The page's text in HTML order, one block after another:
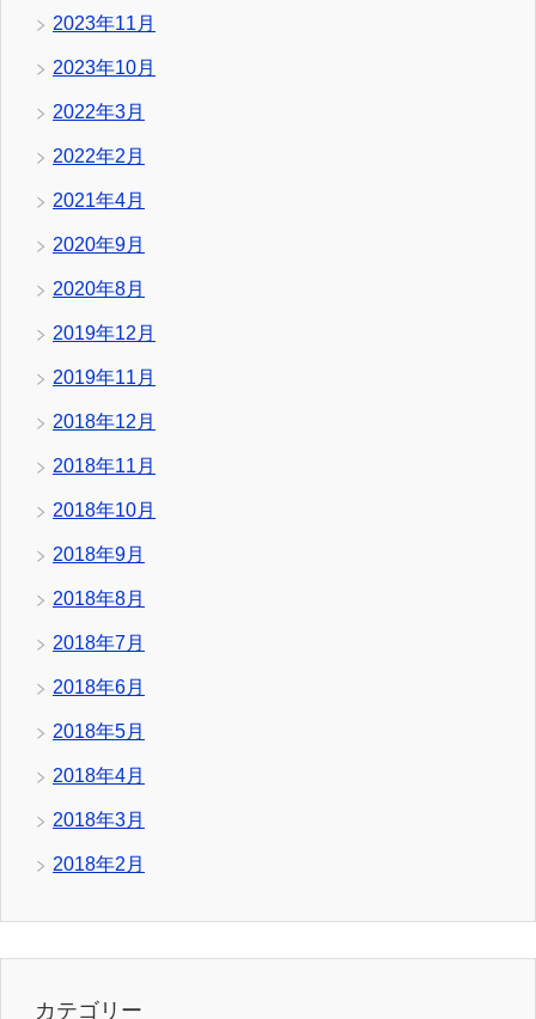
2023年11月
2023年10月
2022年3月
2022年2月
2021年4月
2020年9月
2020年8月
2019年12月
2019年11月
2018年12月
2018年11月
2018年10月
2018年9月
2018年8月
2018年7月
2018年6月
2018年5月
2018年4月
2018年3月
2018年2月
カテゴリー